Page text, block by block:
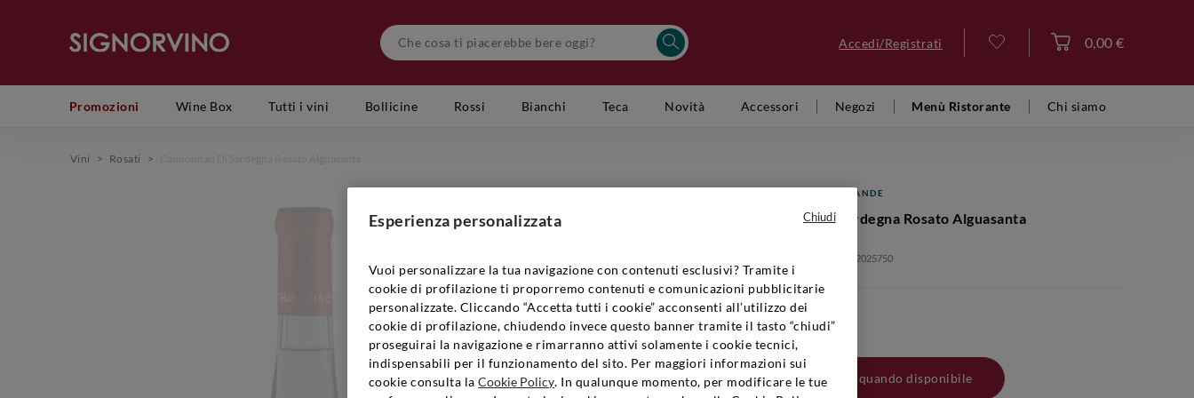
Accedi/Registrati 0,00 €
Promozioni Wine Box Tutti i vini Bollicine Rossi Bianchi Teca Novità Accessori Negozi Menù Ristorante Chi siamo
Vini > Rosati >
PODERE GUARDIA GRANDE
Cannounau Di Sardegna Rosato Alguasanta
Codice Articolo: VFS00001 2025750
€19,90
Avvisami quando disponibile
Esperienza personalizzata
Vuoi personalizzare la tua navigazione con contenuti esclusivi? Tramite i
cookie di profilazione ti proporremo contenuti e comunicazioni pubblicitarie
personalizzate. Cliccando “Accetta tutti i cookie” acconsenti all’utilizzo dei
cookie di profilazione, chiudendo invece questo banner tramite il tasto “chiudi”
proseguirai la navigazione e rimarranno attivi solamente i cookie tecnici,
indispensabili per il funzionamento del sito. Per maggiori informazioni sui
cookie consulta laCookie Policy. In qualunque momento, per modificare le tue
Chiudi